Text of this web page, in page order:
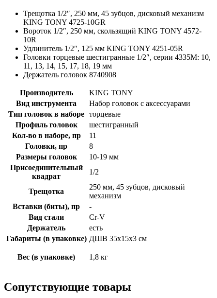
Трещотка 1/2″, 250 мм, 45 зубцов, дисковый механизм
KING TONY 4725-10GR
Вороток 1/2″, 250 мм, скользящий KING TONY 4572-
10R
Удлинитель 1/2″, 125 мм KING TONY 4251-05R
Головки торцевые шестигранные 1/2″, серии 4335M: 10,
11, 13, 14, 15, 17, 18, 19 мм
Держатель головок 8740908
Производитель
KING TONY
Вид инструмента
Набор головок с аксессуарами
Тип головок в наборе торцевые
Профиль головок
шестигранный
Кол-во в наборе, пр
11
Головки, пр
8
Размеры головок
10-19 мм
Присоединительный
квадрат
1/2
Трещотка
250 мм, 45 зубцов, дисковый
механизм
Вставки (биты), пр
-
Вид стали
Cr-V
Держатель
есть
Габариты (в упаковке) ДШВ 35х15х3 см
Вес (в упаковке) 1,8 кг
Сопутствующие товары